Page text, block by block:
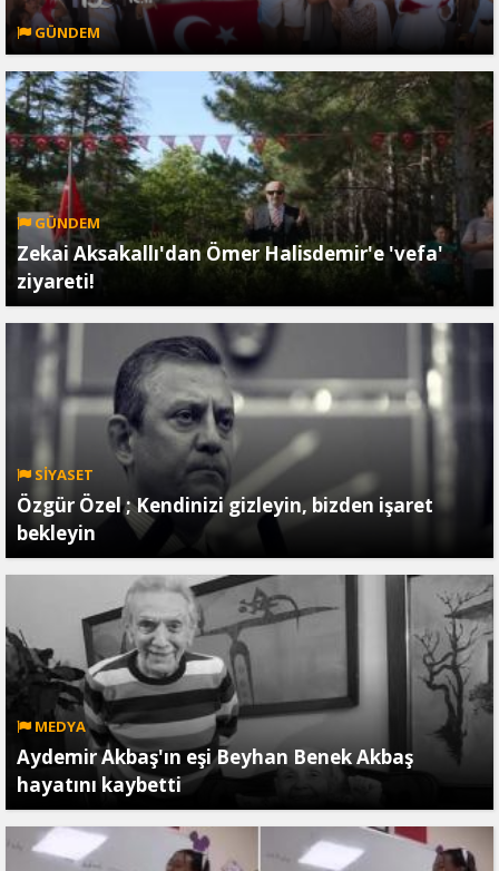
GÜNDEM
GÜNDEM
Zekai Aksakallı'dan Ömer Halisdemir'e 'vefa'
ziyareti!
SİYASET
Özgür Özel ; Kendinizi gizleyin, bizden işaret
bekleyin
MEDYA
Aydemir Akbaş'ın eşi Beyhan Benek Akbaş
hayatını kaybetti